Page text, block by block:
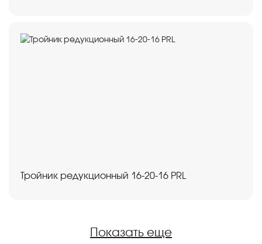
Тройник редукционный 16-20-16 PRL
Показать еще